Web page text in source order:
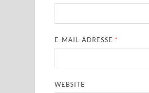
E-MAIL-ADRESSE *
WEBSITE